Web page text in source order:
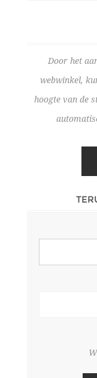
Door het
webwinkel,
hoogte van de